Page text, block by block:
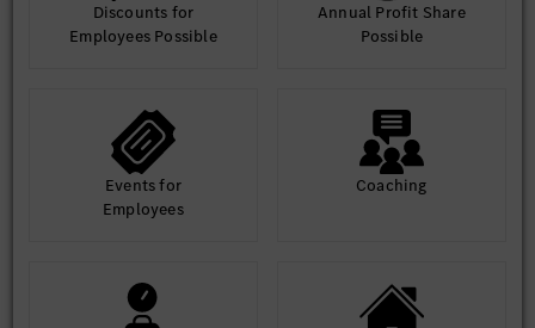
Discounts for
Employees Possible
Annual Profit Share
Possible
Events for
Employees
Coaching